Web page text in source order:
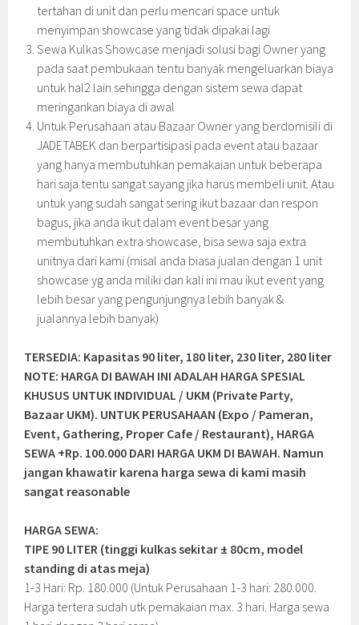
tertahan di unit dan perlu mencari space untuk
menyimpan showcase yang tidak dipakai lagi
Sewa Kulkas Showcase menjadi solusi bagi Owner yang
pada saat pembukaan tentu banyak mengeluarkan biaya
untuk hal2 lain sehingga dengan sistem sewa dapat
meringankan biaya di awal
Untuk Perusahaan atau Bazaar Owner yang berdomisili di
JADETABEK dan berpartisipasi pada event atau bazaar
yang hanya membutuhkan pemakaian untuk beberapa
hari saja tentu sangat sayang jika harus membeli unit. Atau
untuk yang sudah sangat sering ikut bazaar dan respon
bagus, jika anda ikut dalam event besar yang
membutuhkan extra showcase, bisa sewa saja extra
unitnya dari kami (misal anda biasa jualan dengan 1 unit
showcase yg anda miliki dan kali ini mau ikut event yang
lebih besar yang pengunjungnya lebih banyak &
jualannya lebih banyak)
TERSEDIA: Kapasitas 90 liter, 180 liter, 230 liter, 280 liter
NOTE: HARGA DI BAWAH INI ADALAH HARGA SPESIAL
KHUSUS UNTUK INDIVIDUAL / UKM (Private Party,
Bazaar UKM). UNTUK PERUSAHAAN (Expo / Pameran,
Event, Gathering, Proper Cafe / Restaurant), HARGA
SEWA +Rp. 100.000 DARI HARGA UKM DI BAWAH. Namun
jangan khawatir karena harga sewa di kami masih
sangat reasonable
HARGA SEWA:
TIPE 90 LITER (tinggi kulkas sekitar ± 80cm, model
standing di atas meja)
1-3 Hari: Rp. 180.000 (Untuk Perusahaan 1-3 hari: 280.000.
Harga tertera sudah utk pemakaian max. 3 hari. Harga sewa